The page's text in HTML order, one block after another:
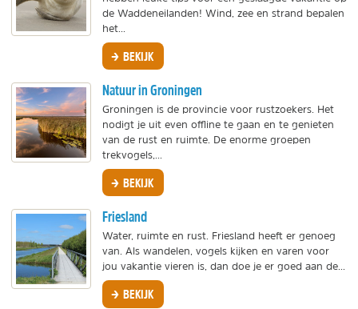
de Waddeneilanden! Wind, zee en strand bepalen
het...
BEKIJK
Natuur in Groningen
Groningen is de provincie voor rustzoekers. Het
nodigt je uit even offline te gaan en te genieten
van de rust en ruimte. De enorme groepen
trekvogels,...
BEKIJK
Friesland
Water, ruimte en rust. Friesland heeft er genoeg
van. Als wandelen, vogels kijken en varen voor
jou vakantie vieren is, dan doe je er goed aan de...
BEKIJK